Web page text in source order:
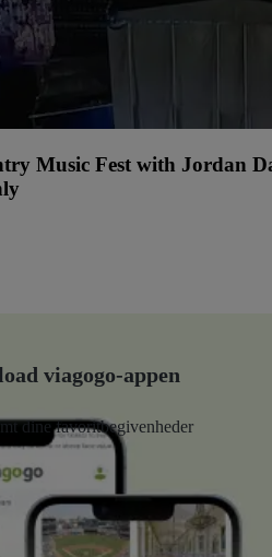
Music Fest with Jordan
viagogo-appen
dine favoritbegivenheder